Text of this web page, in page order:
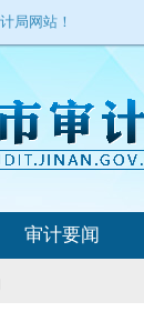
局网站！
审计要闻